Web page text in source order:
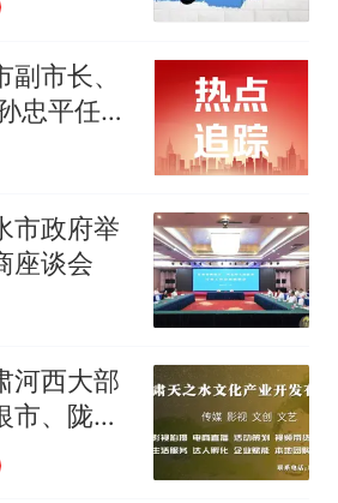
市长、
忠平任副
市政府举
座谈会
河西大部
市、陇南
有35℃以
酒泉市